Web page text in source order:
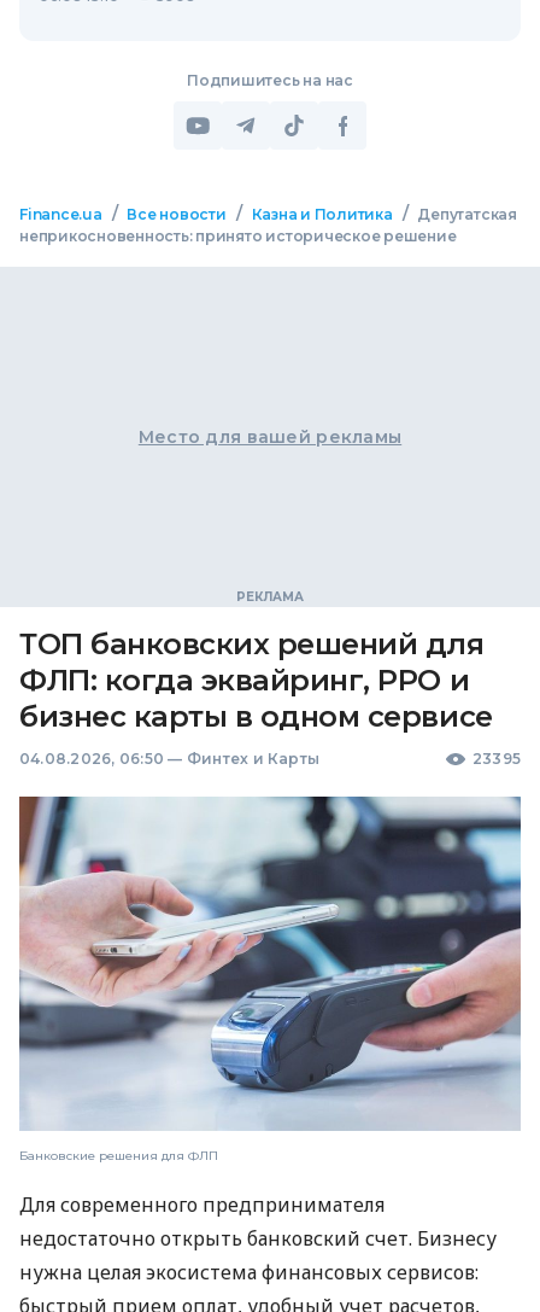
Подпишитесь на нас
Finance.ua / Все новости / Казна и Политика / Депутатская
неприкосновенность: принято историческое решение
Место для вашей рекламы
ТОП банковских решений для
ФЛП: когда эквайринг, РРО и
бизнес карты в одном сервисе
04.08.2026, 06:50 — Финтех и Карты 23395
Банковские решения для ФЛП
Для современного предпринимателя
недостаточно открыть банковский счет. Бизнесу
нужна целая экосистема финансовых сервисов:
быстрый прием оплат, удобный учет расчетов,